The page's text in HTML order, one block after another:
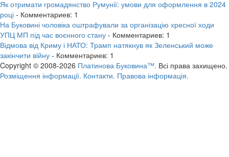
Як отримати громадянство Румунії: умови для оформлення в 2024
році - Комментариев: 1
На Буковині чоловіка оштрафували за організацію хресної ходи
УПЦ МП під час воєнного стану - Комментариев: 1
Відмова від Криму і НАТО: Трамп натякнув як Зеленський може
закінчити війну - Комментариев: 1
Copyright © 2008-2026 Платинова Буковина™. Всі права захищено.
Розміщення інформації. Контакти. Правова інформація.